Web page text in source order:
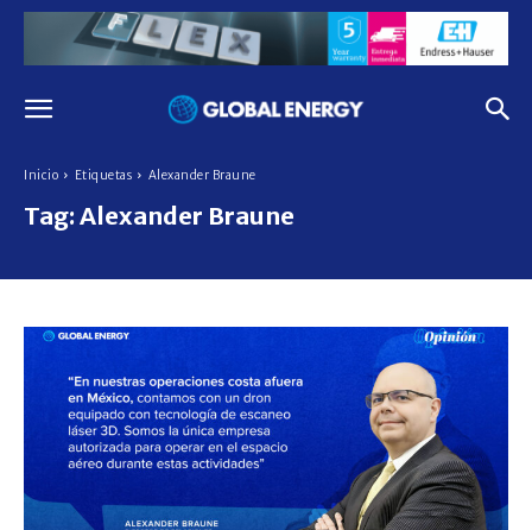
Inicio Etiquetas Alexander Braune
Tag: Alexander Braune